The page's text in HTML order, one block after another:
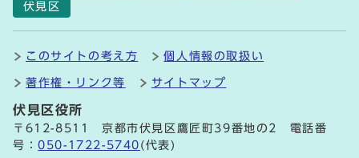
伏見区
このサイトの考え方 個人情報の取扱い
著作権・リンク等 サイトマップ
伏見区役所
〒612-8511 京都市伏見区鷹匠町39番地の2 電話番
号：050-1722-5740 (代表)